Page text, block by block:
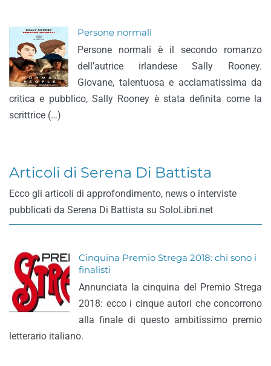
Persone normali
Persone normali è il secondo romanzo
dell’autrice irlandese Sally Rooney.
Giovane, talentuosa e acclamatissima da
critica e pubblico, Sally Rooney è stata definita come la
scrittrice (…)
Articoli di Serena Di Battista
Ecco gli articoli di approfondimento, news o interviste
pubblicati da Serena Di Battista su SoloLibri.net
Cinquina Premio Strega 2018: chi sono i
finalisti
Annunciata la cinquina del Premio Strega
2018: ecco i cinque autori che concorrono
alla finale di questo ambitissimo premio
letterario italiano.